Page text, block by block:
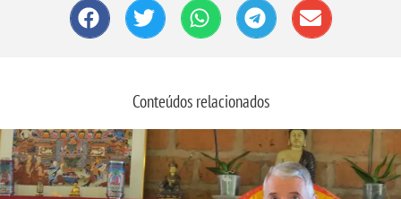
Conteúdos relacionados